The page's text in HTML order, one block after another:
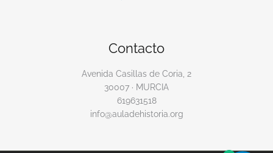
Contacto
Avenida Casillas de Coria, 2
30007 · MURCIA
619631518
info@auladehistoria.org